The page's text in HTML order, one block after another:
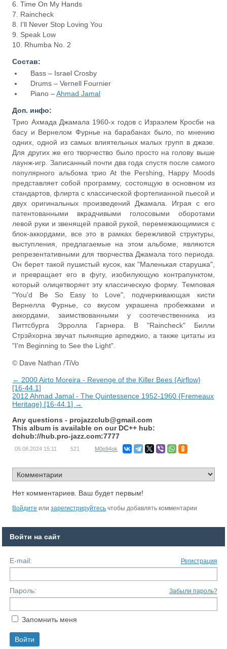
6. Time On My Hands
7. Raincheck
8. I'll Never Stop Loving You
9. Speak Low
10. Rhumba No. 2
Состав:
Bass – Israel Crosby
Drums – Vernell Fournier
Piano –Ahmad Jamal
Доп. инфо:
Трио Ахмада Джамала 1960-х годов с Израэлем Кросби на
басу и Вернелом Фурнье на барабанах было, по мнению
одних, одной из самых влиятельных малых групп в джазе.
Для других же его творчество было просто на голову выше
лаунж-игр. Записанный почти два года спустя после самого
популярного альбома трио At the Pershing, Happy Moods
представляет собой программу, состоящую в основном из
стандартов, флирта с классической фортепианной пьесой и
двух оригинальных произведений Джамала. Играя с его
патентованными вкрадчивыми голосовыми оборотами
левой руки и звенящей правой рукой, перемежающимися с
блок-аккордами, все это в рамках бережливой структуры,
выступления, предлагаемые на этом альбоме, являются
репрезентативными для творчества Джамала того периода.
Он берет такой пушистый кусок, как "Маленькая старушка",
и превращает его в фугу, изобилующую контрапунктом,
который олицетворяет эту классическую форму. Темповая
"You'd Be So Easy to Love", подчеркивающая кисти
Вернелла Фурнье, со вкусом украшена пробежками и
аккордами, заимствованными у соотечественника из
Питтсбурга Эрролла Гарнера. В "Raincheck" Билли
Стрэйхорна звучат пьянящие арпеджио, а также цитаты из
"I'm Beginning to See the Light".
© Dave Nathan /TiVo
← 2000 Airto Moreira - Revenge of the Killer Bees {Airflow}
[16-44.1]
2012 Ahmad Jamal - The Quintessence 1952-1960 {Fremeaux
Heritage} [16-44.1] →
Any questions - projazzclub@gmail.com
This album is available on our DC++ hub:
dchub://hub.pro-jazz.com:7777
05.08.2024 15:11 521 M0p94ok
Нет комментариев. Ваш будет первым!
Войдите илизарегистрируйтесь чтобы добавлять комментарии
Войти на сайт
E-mail: Регистрация
Пароль: Забыли пароль?
Запомнить меня